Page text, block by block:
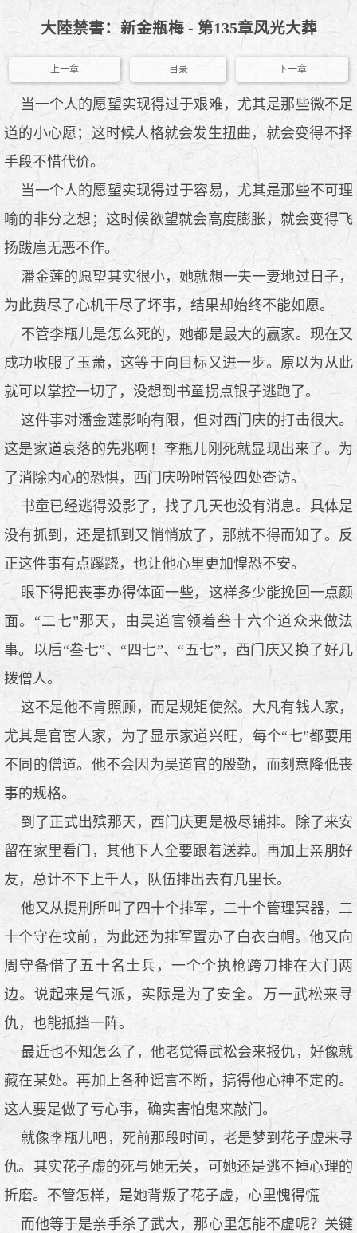
大陸禁書：新金瓶梅 - 第135章风光大葬
上一章 目录 下一章
当一个人的愿望实现得过于艰难，尤其是那些微不足
道的小心愿；这时候人格就会发生扭曲，就会变得不择
手段不惜代价。
当一个人的愿望实现得过于容易，尤其是那些不可理
喻的非分之想；这时候欲望就会高度膨胀，就会变得飞
扬跋扈无恶不作。
潘金莲的愿望其实很小，她就想一夫一妻地过日子，
为此费尽了心机干尽了坏事，结果却始终不能如愿。
不管李瓶儿是怎么死的，她都是最大的赢家。现在又
成功收服了玉萧，这等于向目标又进一步。原以为从此
就可以掌控一切了，没想到书童拐点银子逃跑了。
这件事对潘金莲影响有限，但对西门庆的打击很大。
这是家道衰落的先兆啊！李瓶儿刚死就显现出来了。为
了消除内心的恐惧，西门庆吩咐管役四处查访。
书童已经逃得没影了，找了几天也没有消息。具体是
没有抓到，还是抓到又悄悄放了，那就不得而知了。反
正这件事有点蹊跷，也让他心里更加惶恐不安。
眼下得把丧事办得体面一些，这样多少能挽回一点颜
面。“二七”那天，由吴道官领着叁十六个道众来做法
事。以后“叁七”、“四七”、“五七”，西门庆又换了好几
拨僧人。
这不是他不肯照顾，而是规矩使然。大凡有钱人家，
尤其是官宦人家，为了显示家道兴旺，每个“七”都要用
不同的僧道。他不会因为吴道官的殷勤，而刻意降低丧
事的规格。
到了正式出殡那天，西门庆更是极尽铺排。除了来安
留在家里看门，其他下人全要跟着送葬。再加上亲朋好
友，总计不下上千人，队伍排出去有几里长。
他又从提刑所叫了四十个排军，二十个管理冥器，二
十个守在坟前，为此还为排军置办了白衣白帽。他又向
周守备借了五十名士兵，一个个执枪跨刀排在大门两
边。说起来是气派，实际是为了安全。万一武松来寻
仇，也能抵挡一阵。
最近也不知怎么了，他老觉得武松会来报仇，好像就
藏在某处。再加上各种谣言不断，搞得他心神不定的。
这人要是做了亏心事，确实害怕鬼来敲门。
就像李瓶儿吧，死前那段时间，老是梦到花子虚来寻
仇。其实花子虚的死与她无关，可她还是逃不掉心理的
折磨。不管怎样，是她背叛了花子虚，心里愧得慌
而他等于是亲手杀了武大，那心里怎能不虚呢？关键